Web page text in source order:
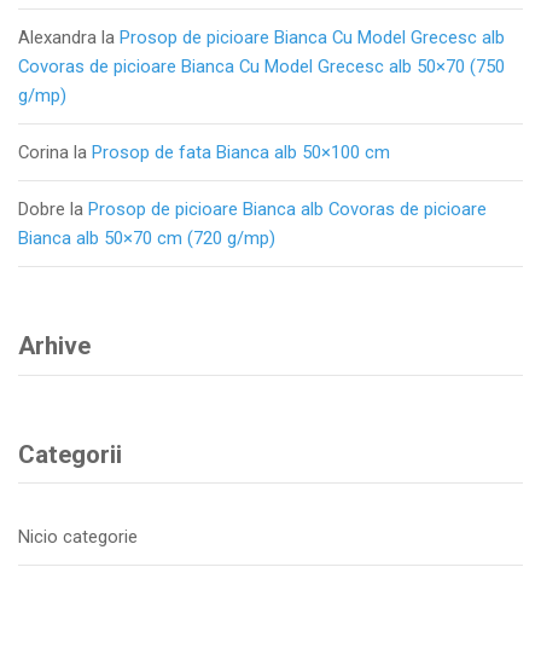
Alexandra la Prosop de picioare Bianca Cu Model Grecesc alb
Covoras de picioare Bianca Cu Model Grecesc alb 50×70 (750
g/mp)
Corina la Prosop de fata Bianca alb 50×100 cm
Dobre la Prosop de picioare Bianca alb Covoras de picioare
Bianca alb 50×70 cm (720 g/mp)
Arhive
Categorii
Nicio categorie